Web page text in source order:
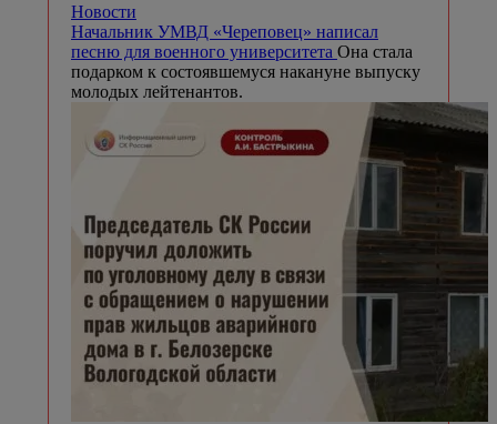
Новости
Начальник УМВД «Череповец» написал
песню для военного университета Она стала
подарком к состоявшемуся накануне выпуску
молодых лейтенантов.